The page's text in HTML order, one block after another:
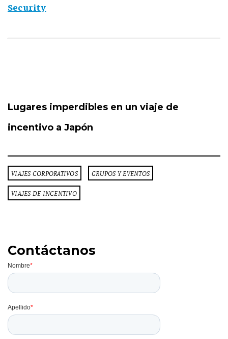
Security
Lugares imperdibles en un viaje de
incentivo a Japón
VIAJES CORPORATIVOS GRUPOS Y EVENTOS
VIAJES DE INCENTIVO
Contáctanos
Temas
Grupos y Eventos(16)